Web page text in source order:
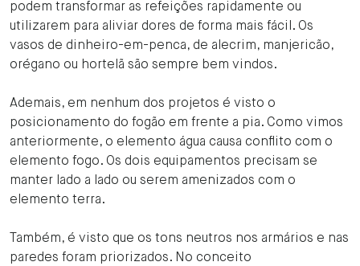
podem transformar as refeições rapidamente ou
utilizarem para aliviar dores de forma mais fácil. Os
vasos de dinheiro-em-penca, de alecrim, manjericão,
orégano ou hortelã são sempre bem vindos.
Ademais, em nenhum dos projetos é visto o
posicionamento do fogão em frente a pia. Como vimos
anteriormente, o elemento água causa conflito com o
elemento fogo. Os dois equipamentos precisam se
manter lado a lado ou serem amenizados com o
elemento terra.
Também, é visto que os tons neutros nos armários e nas
paredes foram priorizados. No conceito